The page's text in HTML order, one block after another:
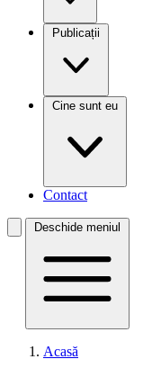
Publicații
Cine sunt eu
Contact
Deschide meniul
Acasă